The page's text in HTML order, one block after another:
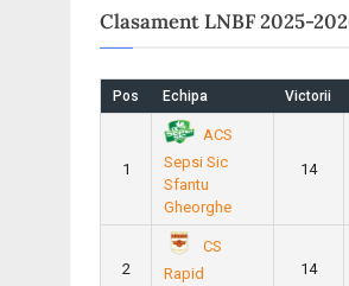
Clasament LNBF 2025-
Pos Echipa Victorii
1
ACS
Sepsi Sic
Sfantu
Gheorghe
14
2
CS
Rapid
14